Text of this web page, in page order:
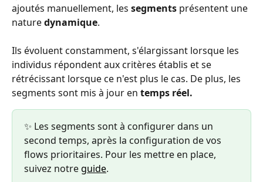
ajoutés manuellement, les segments présentent une
nature dynamique.
Ils évoluent constamment, s'élargissant lorsque les
individus répondent aux critères établis et se
rétrécissant lorsque ce n'est plus le cas. De plus, les
segments sont mis à jour en temps réel.
✨ Les segments sont à configurer dans un
second temps, après la configuration de vos
flows prioritaires. Pour les mettre en place,
suivez notre guide.